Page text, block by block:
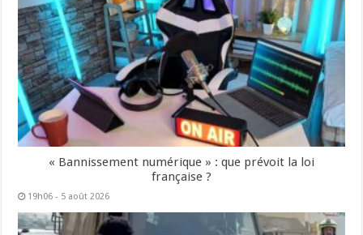
« Bannissement numérique » : que prévoit la loi
française ?
19h06 - 5 août 2026